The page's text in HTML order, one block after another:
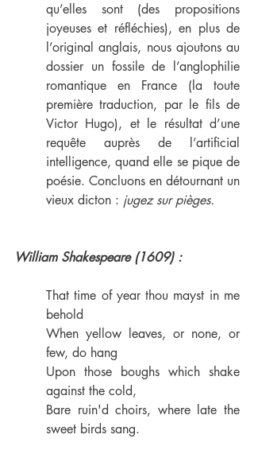
qu’elles sont (des propositions
joyeuses et réfléchies), en plus de
l’original anglais, nous ajoutons au
dossier un fossile de l’anglophilie
romantique en France (la toute
première traduction, par le fils de
Victor Hugo), et le résultat d’une
requête auprès de l’artificial
intelligence, quand elle se pique de
poésie. Concluons en détournant un
vieux dicton : jugez sur pièges.
William Shakespeare (1609) :
That time of year thou mayst in me
behold
When yellow leaves, or none, or
few, do hang
Upon those boughs which shake
against the cold,
Bare ruin'd choirs, where late the
sweet birds sang.